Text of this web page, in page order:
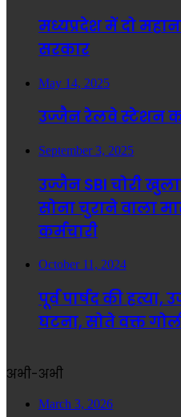
मध्यप्रदेश में दो
सरकार
May 14, 2025
उज्जैन रेलवे स्टेशन
September 3, 2025
उज्जैन SBI चोरी
सोना चुराने वाला
कर्मचारी
October 11, 2024
पूर्व पार्षद की
घटना, सोते वक्त
अभी-अभी
March 3, 2026